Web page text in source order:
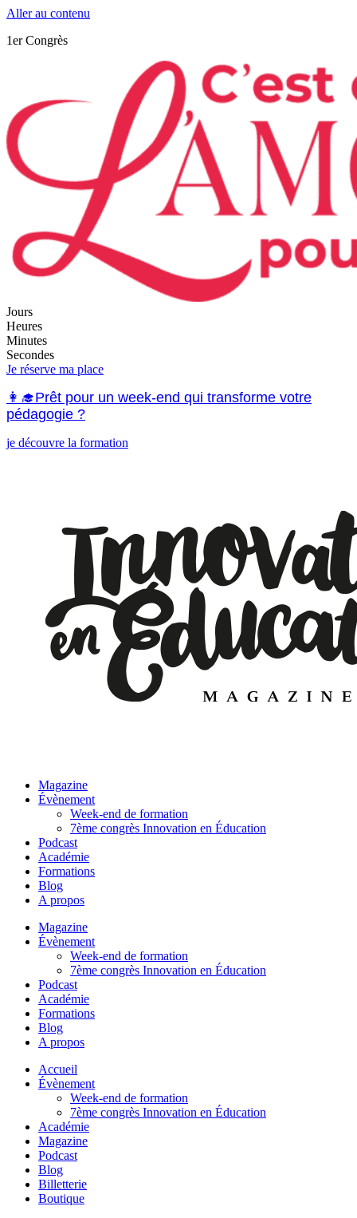
Aller au contenu
1er Congrès
Jours
Heures
Minutes
Secondes
Je réserve ma place
👩‍🎓Prêt pour un week-end qui transforme votre
pédagogie ?
je découvre la formation
Magazine
Évènement
Week-end de formation
7ème congrès Innovation en Éducation
Podcast
Académie
Formations
Blog
A propos
Magazine
Évènement
Week-end de formation
7ème congrès Innovation en Éducation
Podcast
Académie
Formations
Blog
A propos
Accueil
Évènement
Week-end de formation
7ème congrès Innovation en Éducation
Académie
Magazine
Podcast
Blog
Billetterie
Boutique